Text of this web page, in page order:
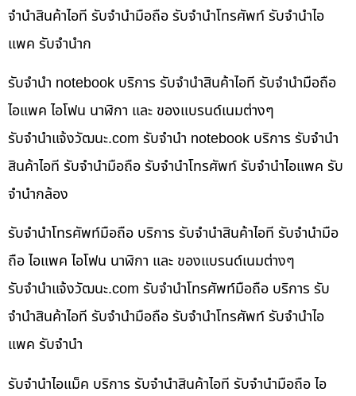
จำนำสินค้าไอที รับจำนำมือถือ รับจำนำโทรศัพท์ รับจำนำไอ
แพค รับจำนำก
รับจำนำ notebook บริการ รับจำนำสินค้าไอที รับจำนำมือถือ
ไอแพค ไอโฟน นาฬิกา และ ของแบรนด์เนมต่างๆ
รับจํานําแจ้งวัฒนะ.com รับจำนำ notebook บริการ รับจำนำ
สินค้าไอที รับจำนำมือถือ รับจำนำโทรศัพท์ รับจำนำไอแพค รับ
จำนำกล้อง
รับจำนำโทรศัพท์มือถือ บริการ รับจำนำสินค้าไอที รับจำนำมือ
ถือ ไอแพค ไอโฟน นาฬิกา และ ของแบรนด์เนมต่างๆ
รับจํานําแจ้งวัฒนะ.com รับจำนำโทรศัพท์มือถือ บริการ รับ
จำนำสินค้าไอที รับจำนำมือถือ รับจำนำโทรศัพท์ รับจำนำไอ
แพค รับจำนำ
รับจำนำไอแม็ค บริการ รับจำนำสินค้าไอที รับจำนำมือถือ ไอ